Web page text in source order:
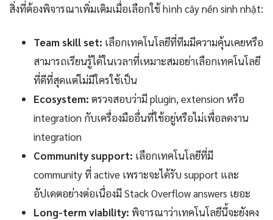
สิ่งที่ต้องพิจารณาเพิ่มเติมเมื่อเลือกใช้ hình cây nến sinh nhật:
Team skill set: เลือกเทคโนโลยีที่ทีมมีความคุ้นเคยหรือ
สามารถเรียนรู้ได้ในเวลาที่เหมาะสมอย่าเลือกเทคโนโลยี
ที่ดีที่สุดแต่ไม่มีใครใช้เป็น
Ecosystem: ตรวจสอบว่ามี plugin, extension หรือ
integration กับเครื่องมืออื่นที่ใช้อยู่หรือไม่เพื่อลดงาน
integration
Community support: เลือกเทคโนโลยีที่มี
community ที่ active เพราะจะได้รับ support และ
อัปเดตอย่างต่อเนื่องมี Stack Overflow answers เยอะ
Long-term viability: พิจารณาว่าเทคโนโลยีนี้จะยังคง